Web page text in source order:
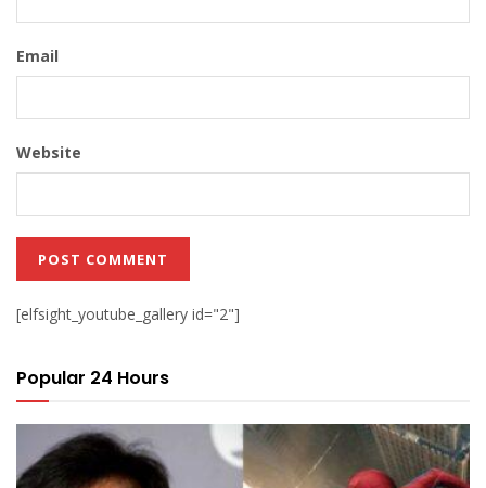
Email
Website
[elfsight_youtube_gallery id="2"]
Popular 24 Hours